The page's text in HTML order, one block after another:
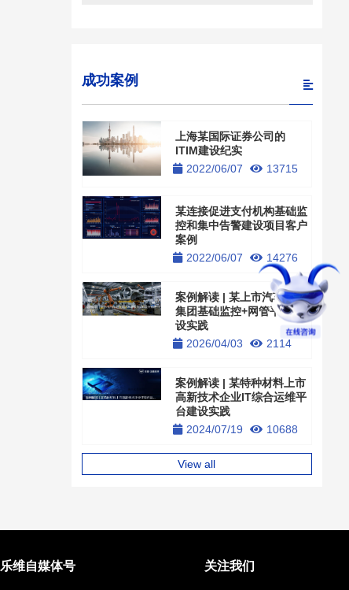
成功案例
上海某国际证券公司的
ITIM建设纪实
2022/06/07
13715
某连接促进支付机构基础监
控和集中告警建设项目客户
案例
2022/06/07
14276
案例解读 | 某上市汽车企业
集团基础监控+网管平台建
设实践
2026/04/03
2114
案例解读 | 某特种材料上市
高新技术企业IT综合运维平
台建设实践
2024/07/19
10688
View all
乐维自媒体号 关注我们